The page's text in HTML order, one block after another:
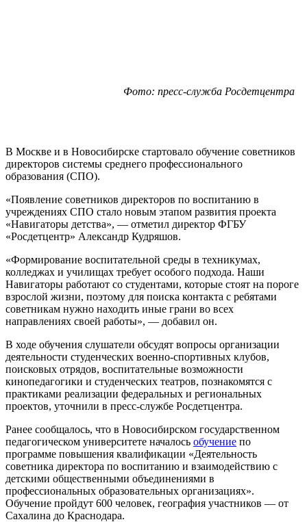
Фото: пресс-служба Росдетцентра
В Москве и в Новосибирске стартовало обучение советников
директоров системы среднего профессионального
образования (СПО).
«Появление советников директоров по воспитанию в
учреждениях СПО стало новым этапом развития проекта
«Навигаторы детства», — отметил директор ФГБУ
«Росдетцентр» Александр Кудряшов.
«Формирование воспитательной среды в техникумах,
колледжах и училищах требует особого подхода. Наши
Навигаторы работают со студентами, которые стоят на пороге
взрослой жизни, поэтому для поиска контакта с ребятами
советникам нужно находить иные грани во всех
направлениях своей работы», — добавил он.
В ходе обучения слушатели обсудят вопросы организации
деятельности студенческих военно-спортивных клубов,
поисковых отрядов, воспитательные возможности
кинопедагогики и студенческих театров, познакомятся с
практиками реализации федеральных и региональных
проектов, уточнили в пресс-службе Росдетцентра.
Ранее сообщалось, что в Новосибирском государственном
педагогическом университете началось обучение по
программе повышения квалификации «Деятельность
советника директора по воспитанию и взаимодействию с
детскими общественными объединениями в
профессиональных образовательных организациях».
Обучение пройдут 600 человек, география участников — от
Сахалина до Краснодара.